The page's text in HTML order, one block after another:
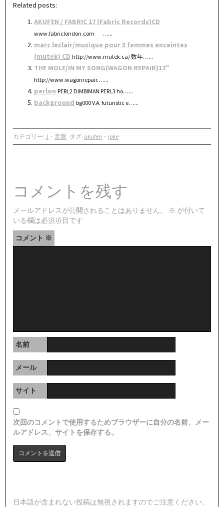
Related posts:
AKUFEN / FABRIC 17 (Fabric Records)CD
www.fabriclondon.com …...
marc leclair/musique pour 3 femmes enceintes
(mutek) CD http://www.mutek.ca/ 数年…...
THE MOLE/IN MY SONG(WAGON REPAIR)12″
http://www.wagonrepair.…...
perlon PERL2 DIMBIMAN PERL3 ho…...
background bg000 V.A. futuristic e…...
カテゴリー: J ・ 音盤 タグ: akufen ・ joke
コメントを残す
メールアドレスが公開されることはありません。 ※ が付いて
いる欄は必須項目です
コメント ※
名前
メール
サイト
次回のコメントで使用するためブラウザーに自分の名前、メー
ルアドレス、サイトを保存する。
日本語が含まれない投稿は無視されますのでご注意ください。